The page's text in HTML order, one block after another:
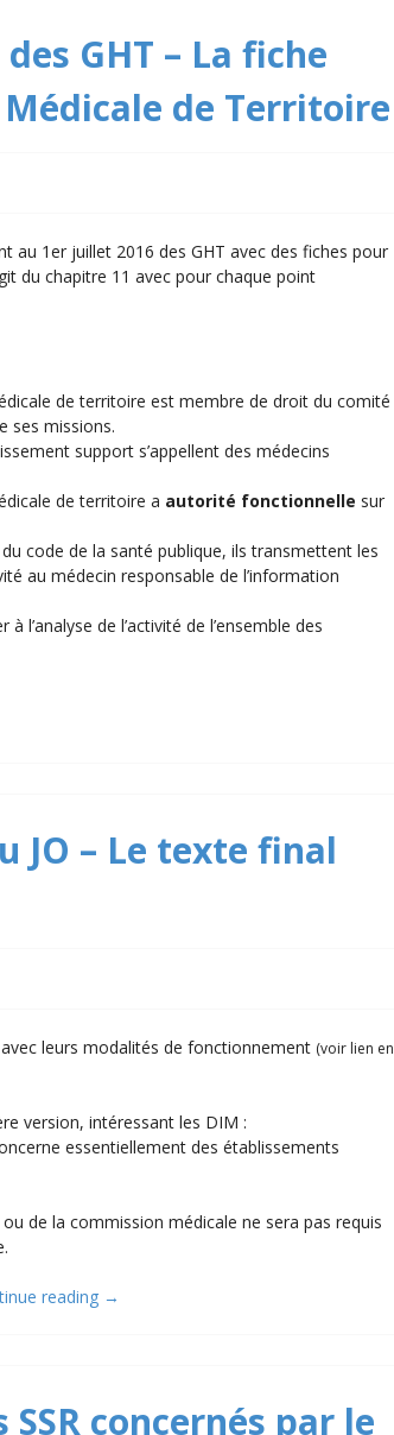
GHT – La fiche
de Territoire
au 1er juillet 2016 des GHT avec des fiches pour
du chapitre 11 avec pour chaque point
de territoire est membre de droit du comité
ses missions.
support s’appellent des médecins
de territoire a autorité fonctionnelle sur
code de la santé publique, ils transmettent les
au médecin responsable de l’information
l’analyse de l’activité de l’ensemble des
JO – Le texte final
leurs modalités de fonctionnement (voir lien en
version, intéressant les DIM :
essentiellement des établissements
de la commission médicale ne sera pas requis
reading →
concernés par le